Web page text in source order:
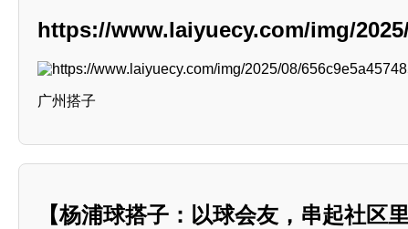
https://www.laiyuecy.com/img/
广州搭子
【杨浦球搭子：以球会友，串起社区